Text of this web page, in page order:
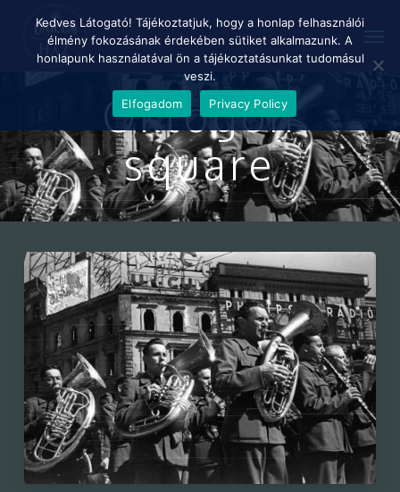
Oktogon
square
Kedves Látogató! Tájékoztatjuk, hogy a honlap felhasználói
élmény fokozásának érdekében sütiket alkalmazunk. A
honlapunk használatával ön a tájékoztatásunkat tudomásul
veszi.
Elfogadom
Privacy Policy